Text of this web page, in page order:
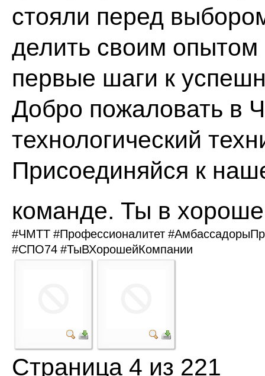
стояли перед
делить своим опытом
первые шаги к
Добро пожаловать в
технологический
Присоединяйся к
команде. Ты в
#ЧМТТ #Профессионалитет
#СПО74 #ТыВХорошейКомпании
Страница 4 из 221